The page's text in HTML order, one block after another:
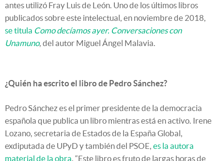
antes utilizó Fray Luis de León. Uno de los últimos libros
publicados sobre este intelectual, en noviembre de 2018,
se titula Como decíamos ayer. Conversaciones con
Unamuno, del autor Miguel Ángel Malavia.
¿Quién ha escrito el libro de Pedro Sánchez?
Pedro Sánchez es el primer presidente de la democracia
española que publica un libro mientras está en activo. Irene
Lozano, secretaria de Estados de la España Global,
exdiputada de UPyD y también del PSOE, es la autora
material de la obra. “Este libro es fruto de largas horas de